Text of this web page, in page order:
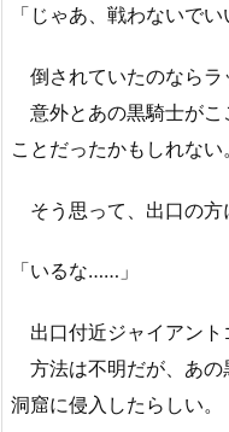
「じゃあ、戦わないでい
倒されていたのならラ
意外とあの黒騎士がこ
ことだったかもしれない。
そう思って、出口の方
「いるな……」
出口付近ジャイアント
方法は不明だが、あの
洞窟に侵入したらしい。